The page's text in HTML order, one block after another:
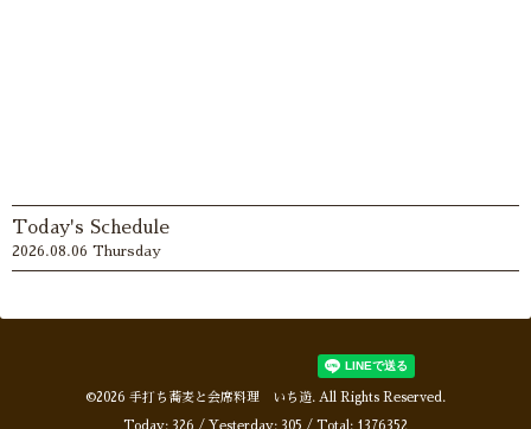
Today's Schedule
2026.08.06 Thursday
©2026 手打ち蕎麦と会席料理 いち遊. All Rights Reserved.
Today: 326 / Yesterday: 305 / Total: 1376352